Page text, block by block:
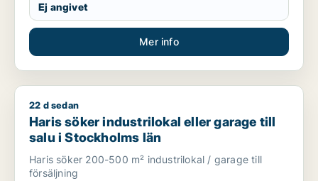
Ej angivet
Mer info
Haris söker industrilokal eller garage till salu i Stockholms län
22 d sedan
Haris söker industrilokal eller garage till
salu i Stockholms län
Haris söker 200-500 m² industrilokal / garage till
försäljning